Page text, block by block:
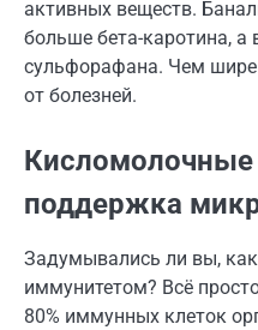
активных веществ.
больше бета-каротина, а
сульфорафана. Чем
от болезней.
поддержка
Задумывались ли вы,
иммунитетом? Всё
80% иммунных клеток